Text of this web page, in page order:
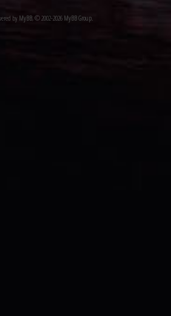
by MyBB, © 2002-2026 MyBB Group.